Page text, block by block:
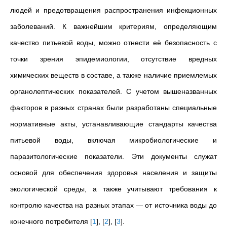
людей и предотвращения распространения инфекционных
заболеваний. К важнейшим критериям, определяющим
качество питьевой воды, можно отнести её безопасность с
точки зрения эпидемиологии, отсутствие вредных
химических веществ в составе, а также наличие приемлемых
органолептических показателей. С учетом вышеназванных
факторов в разных странах были разработаны специальные
нормативные акты, устанавливающие стандарты качества
питьевой воды, включая микробиологические и
паразитологические показатели. Эти документы служат
основой для обеспечения здоровья населения и защиты
экологической среды, а также учитывают требования к
контролю качества на разных этапах — от источника воды до
конечного потребителя [1] [2] [3]